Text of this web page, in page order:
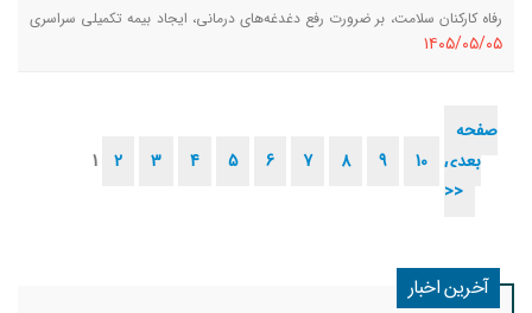
رفاه کارکنان سلامت، بر ضرورت رفع دغدغه‌های درمانی، ایجاد بیمه تکمیلی سراسری
و یکسان و همچنین راه‌اندازی میز کرامت برای کارکنان سلامت در مراکز درمانی
١٤٠٥/٠٥/٠٥
1 2 3 4 5 6 7 8 9 10
صفحه
بعدی
>>
آخرین اخبار